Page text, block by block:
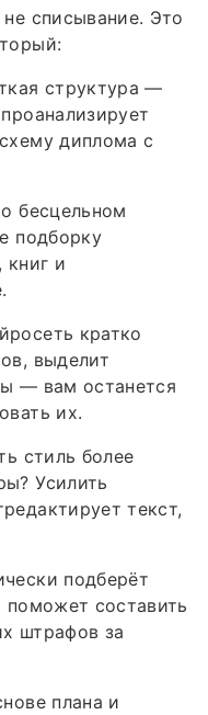
списывание. Это
структура —
диплома с
бесцельном
подборку
книг и
кратко
выделит
— вам останется
их.
стиль более
Усилить
текст,
подберёт
составить
штрафов за
плана и